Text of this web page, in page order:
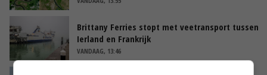
Brittany Ferries stopt met veetransport tussen
Ierland en Frankrijk
VANDAAG, 13:46